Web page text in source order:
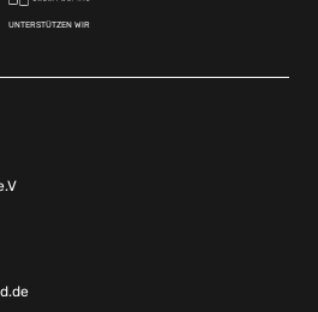
UNTERSTÜTZEN WIR